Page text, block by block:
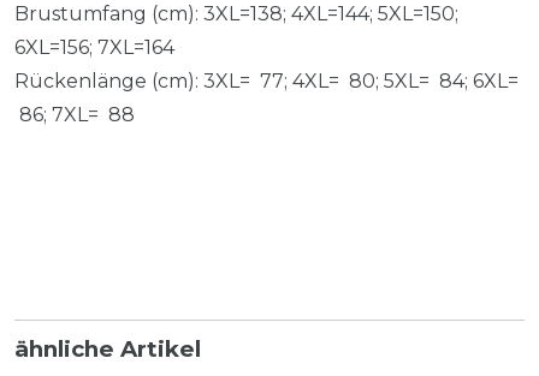
Brustumfang (cm): 3XL=138; 4XL=144; 5XL=150;
6XL=156; 7XL=164
Rückenlänge (cm): 3XL= 77; 4XL= 80; 5XL= 84; 6XL=
86; 7XL= 88
ähnliche Artikel